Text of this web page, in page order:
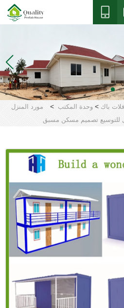
باك > وحدة المكتب >
مورد المنزل
للتوسيع تصميم مسكن مسبق